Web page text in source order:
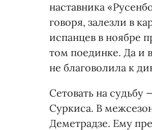
наставника
говоря, залезли в
испанцев в ноябре
том поединке. Да и
не благоволила к
Сетовать на судьбу
Суркиса. В
Деметрадзе. Ему